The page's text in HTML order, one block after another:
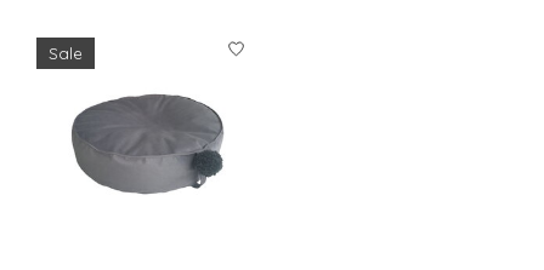
Sale